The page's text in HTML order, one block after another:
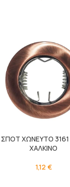
ΣΠΟΤ ΧΩΝΕΥΤΟ 3161
ΧΑΛΚΙΝΟ
1,12 €